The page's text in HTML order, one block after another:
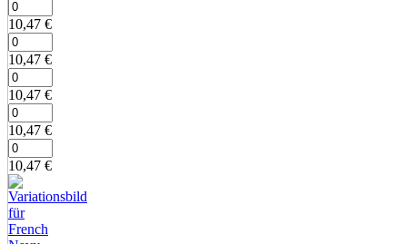
10,47 €
10,47 €
10,47 €
10,47 €
10,47 €